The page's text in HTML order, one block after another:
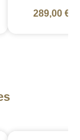
289,00 €